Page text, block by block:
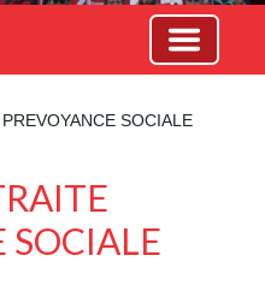
SOCIALE
SOCIALE